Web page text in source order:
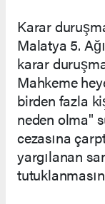
Karar
Malatya 5.
karar
Mahkeme
birden fazla
neden olma"
cezasına
yargılanan